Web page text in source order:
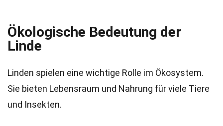
Ökologische Bedeutung der
Linde
Linden spielen eine wichtige Rolle im Ökosystem.
Sie bieten Lebensraum und Nahrung für viele Tiere
und Insekten.